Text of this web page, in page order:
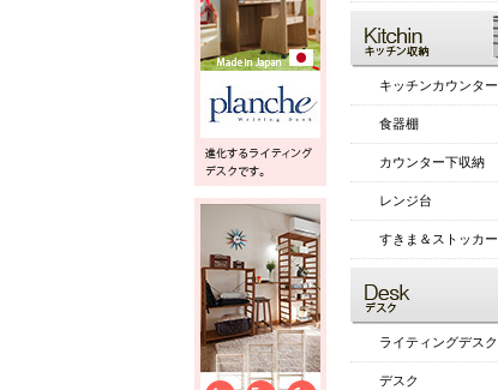
キッチンカウンター
食器棚
カウンター下収納
レンジ台
すきま＆ストッカー
ライティングデスク
デスク